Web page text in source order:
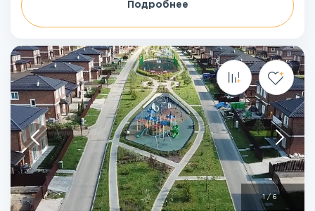
Подробнее
1/ 6